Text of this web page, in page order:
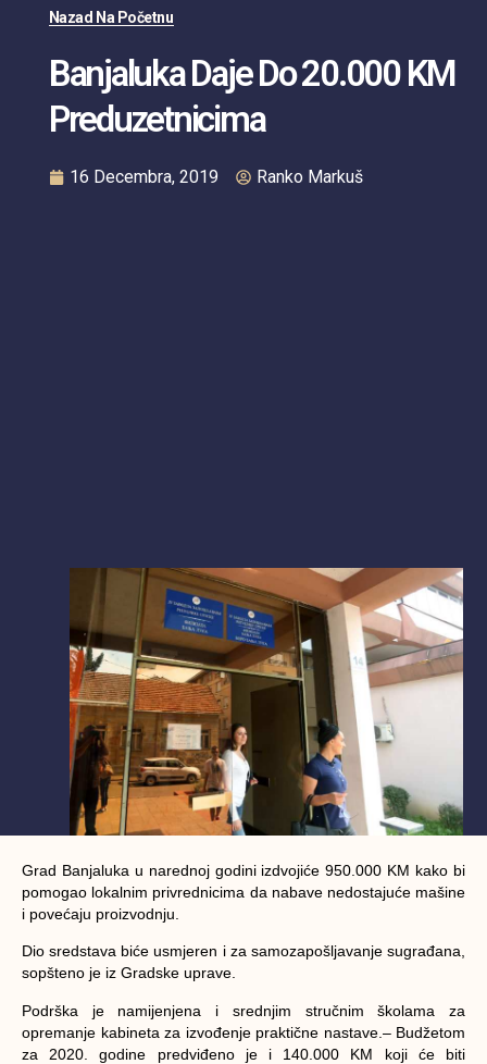
Nazad Na Početnu
Banjaluka Daje Do 20.000 KM
Preduzetnicima
16 Decembra, 2019 Ranko Markuš
Grad Banjaluka u narednoj godini izdvojiće 950.000 KM kako bi
pomogao lokalnim privrednicima da nabave nedostajuće mašine
i povećaju proizvodnju.
Dio sredstava biće usmjeren i za samozapošljavanje sugrađana,
sopšteno je iz Gradske uprave.
Podrška je namijenjena i srednjim stručnim školama za
opremanje kabineta za izvođenje praktične nastave. – Budžetom
za 2020. godine predviđeno je i 140.000 KM koji će biti